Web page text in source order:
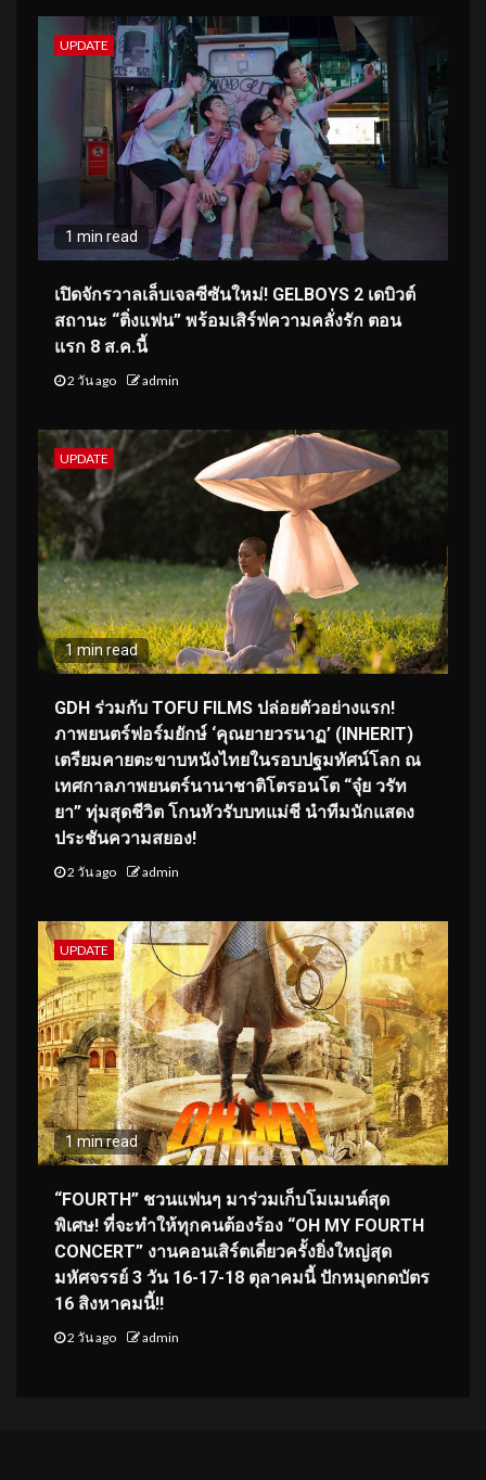
UPDATE
1 min read
เปิดจักรวาลเล็บเจลซีซันใหม่! GELBOYS 2 เดบิวต์
สถานะ “ติ่งแฟน” พร้อมเสิร์ฟความคลั่งรัก ตอน
แรก 8 ส.ค.นี้
2 วัน ago admin
UPDATE
1 min read
GDH ร่วมกับ TOFU FILMS ปล่อยตัวอย่างแรก!
ภาพยนตร์ฟอร์มยักษ์ ‘คุณยายวรนาฏ’ (INHERIT)
เตรียมคายตะขาบหนังไทยในรอบปฐมทัศน์โลก ณ
เทศกาลภาพยนตร์นานาชาติโตรอนโต “จุ๋ย วรัท
ยา” ทุ่มสุดชีวิต โกนหัวรับบทแม่ชี นำทีมนักแสดง
ประชันความสยอง!
2 วัน ago admin
UPDATE
1 min read
“FOURTH” ชวนแฟนๆ มาร่วมเก็บโมเมนต์สุด
พิเศษ! ที่จะทำให้ทุกคนต้องร้อง “OH MY FOURTH
CONCERT” งานคอนเสิร์ตเดี่ยวครั้งยิ่งใหญ่สุด
มหัศจรรย์ 3 วัน 16-17-18 ตุลาคมนี้ ปักหมุดกดบัตร
16 สิงหาคมนี้!!
2 วัน ago admin